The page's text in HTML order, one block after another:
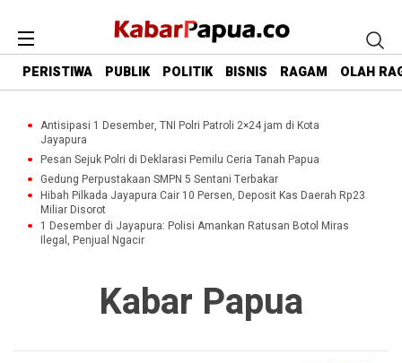
PERISTIWA PUBLIK POLITIK BISNIS RAGAM OLAH
Antisipasi 1 Desember, TNI Polri Patroli 2×24 jam di Kota
Jayapura
Pesan Sejuk Polri di Deklarasi Pemilu Ceria Tanah Papua
Gedung Perpustakaan SMPN 5 Sentani Terbakar
Hibah Pilkada Jayapura Cair 10 Persen, Deposit Kas Daerah Rp23
Miliar Disorot
1 Desember di Jayapura: Polisi Amankan Ratusan Botol Miras
Ilegal, Penjual Ngacir
Kabar Papua